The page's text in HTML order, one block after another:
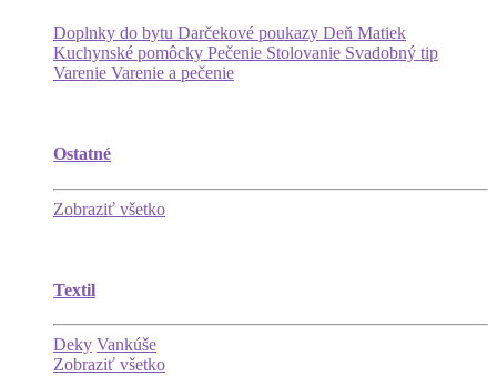
Doplnky do bytu Darčekové poukazy Deň Matiek
Kuchynské pomôcky Pečenie Stolovanie Svadobný tip
Varenie Varenie a pečenie
Ostatné
Zobraziť všetko
Textil
Deky Vankúše
Zobraziť všetko